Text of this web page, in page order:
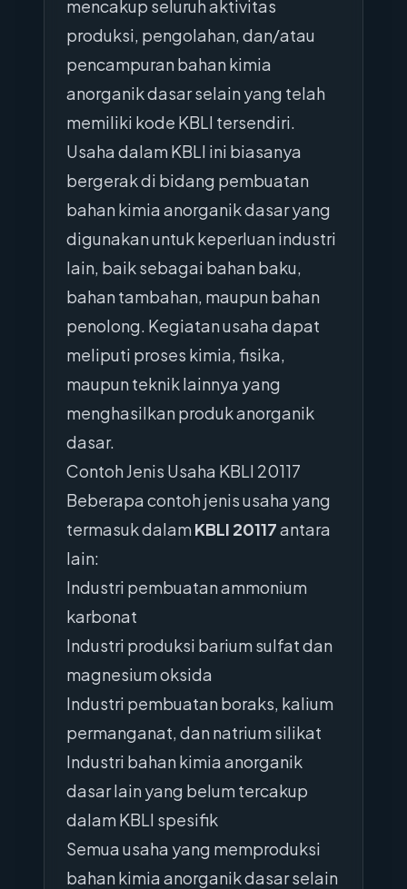
mencakup seluruh aktivitas
produksi, pengolahan, dan/atau
pencampuran bahan kimia
anorganik dasar selain yang telah
memiliki kode KBLI tersendiri.
Usaha dalam KBLI ini biasanya
bergerak di bidang pembuatan
bahan kimia anorganik dasar yang
digunakan untuk keperluan industri
lain, baik sebagai bahan baku,
bahan tambahan, maupun bahan
penolong. Kegiatan usaha dapat
meliputi proses kimia, fisika,
maupun teknik lainnya yang
menghasilkan produk anorganik
dasar.
Contoh Jenis Usaha KBLI 20117
Beberapa contoh jenis usaha yang
termasuk dalam KBLI 20117antara
lain:
Industri pembuatan ammonium
karbonat
Industri produksi barium sulfat dan
magnesium oksida
Industri pembuatan boraks, kalium
permanganat, dan natrium silikat
Industri bahan kimia anorganik
dasar lain yang belum tercakup
dalam KBLI spesifik
Semua usaha yang memproduksi
bahan kimia anorganik dasar selain